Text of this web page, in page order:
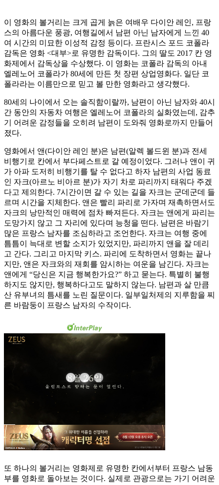
이 영화의 볼거리는 크게 곱게 늙은 여배우 다이안 레인, 프랑
스의 아름다운 풍광, 여행길에서 남편 아닌 남자에게 느낀 40
여 시간의 미묘한 이성적 감정 등이다. 프란시스 포드 코폴라
감독은 영화 <대부>로 유명한 감독이다. 그의 딸도 2017 칸 영
화제에서 감독상을 수상했다. 이 영화는 코폴라 감독의 아내
엘레노어 코폴라가 80세에 만든 첫 장편 상업영화다. 일단 코
폴라라는 이름만으로 믿고 볼 만한 영화라고 생각했다.
80세의 나이에서 오는 솔직함이랄까, 남편이 아닌 남자와 40시
간 동안의 자동차 여행은 엘레노어 코폴라의 실화였는데, 감추
기 어려운 감정들을 오히려 남편이 도와줘 영화로까지 만들어
졌다.
영화에서 앤(다이안 레인 분)은 남편(알렉 볼드윈 분)과 전세
비행기로 칸에서 부다페스트로 갈 예정이었다. 그러나 앤이 귀
가 아파 도저히 비행기를 탈 수 없다고 하자 남편의 사업 동료
인 자크(아르노 비아르 분)가 자기 차로 파리까지 태워다 주겠
다고 제의한다. 7시간이면 갈 수 있는 길을 자크는 군데군데 들
르며 시간을 지체한다. 앤은 빨리 파리로 가자며 재촉하면서도
자크의 낭만적인 매력에 점차 빠져든다. 자크는 앤에게 파리는
도망가지 않고 그 자리에 있다며 능청을 떤다. 남편은 바람기
많은 프랑스 남자를 조심하라고 조언한다. 자크는 여행 중에
틈틈이 늑대로 변할 소지가 있었지만, 파리까지 앤을 잘 데리
고 간다. 그리고 마지막 키스. 파리에 도착하면서 영화는 끝나
지만, 앤은 자크와의 재회를 암시하는 여운을 남긴다. 자크는
앤에게 “당신은 지금 행복한가요?” 하고 묻는다. 특별히 불행
하지도 않지만, 행복하다고도 말하지 않는다. 남편과 살 만큼
산 유부녀의 틈새를 노린 질문이다. 일부일처제의 지루함을 찌
른 바람둥이 프랑스 남자의 수작이다.
또 하나의 볼거리는 영화제로 유명한 칸에서부터 프랑스 남동
부를 영화로 돌아보는 것이다. 실제로 관광으로는 가기 어려운